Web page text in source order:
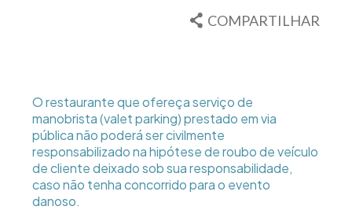
COMPARTILHAR
O restaurante que ofereça serviço de
manobrista (valet parking) prestado em via
pública não poderá ser civilmente
responsabilizado na hipótese de roubo de veículo
de cliente deixado sob sua responsabilidade,
caso não tenha concorrido para o evento
danoso.